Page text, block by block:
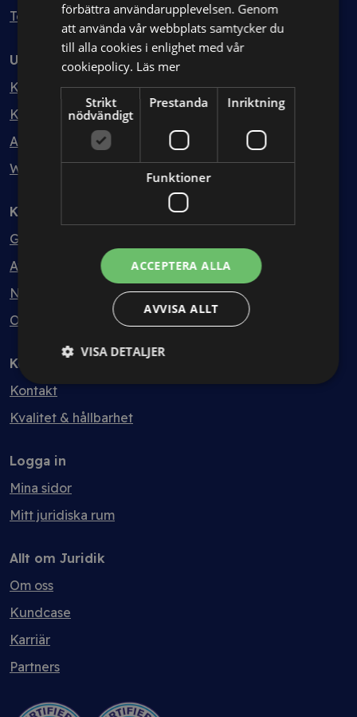
Testa kostnadsfritt
Utbildning
Kurser
Kurspaket
Abonnemang
Webbinarium
Kunskapsbank
Guider
Avtalsmallar
Nyheter
Ordlista
Kontakt
Kontakt
Kvalitet & hållbarhet
Logga in
Mina sidor
Mitt juridiska rum
Allt om Juridik
Om oss
Kundcase
Karriär
Partners
förbättra användarupplevelsen. Genom
att använda vår webbplats samtycker du
till alla cookies i enlighet med vår
cookiepolicy. Läs mer
Strikt
nödvändigt
Prestanda Inriktning
Funktioner
ACCEPTERA ALLA
AVVISA ALLT
VISA DETALJER